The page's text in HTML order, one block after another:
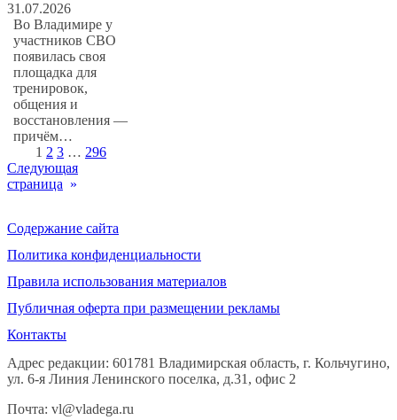
31.07.2026
Во Владимире у
участников СВО
появилась своя
площадка для
тренировок,
общения и
восстановления —
причём…
1 2 3 … 296
Следующая
страница »
Содержание сайта
Политика конфиденциальности
Правила использования материалов
Публичная оферта при размещении рекламы
Контакты
Адрес редакции: 601781 Владимирская область, г. Кольчугино,
ул. 6-я Линия Ленинского поселка, д.31, офис 2
Почта: vl@vladega.ru